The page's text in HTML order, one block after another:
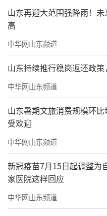
山东再迎大范围强降雨！
高
中华网山东频道
山东持续推行稳岗返还政
中华网山东频道
山东暑期文旅消费规模环
受欢迎
中华网山东频道
新冠疫苗7月15日起调整为
家医院这样回应
中华网山东频道